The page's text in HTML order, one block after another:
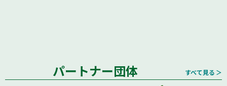
すべて見る ＞
パートナー団体